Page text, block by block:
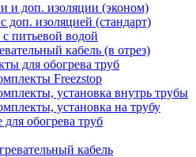
и доп. изоляции (эконом)
доп. изоляцией (стандарт)
питьевой водой
кабель (в отрез)
для обогрева труб
Freezstop
установка внутрь трубы
установка на трубу
обогрева труб
кабель